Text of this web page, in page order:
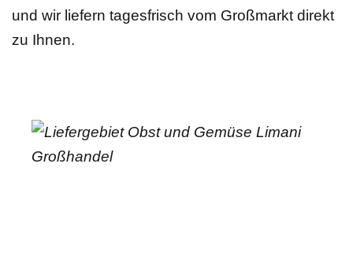
und wir liefern tagesfrisch vom Großmarkt direkt
zu Ihnen.